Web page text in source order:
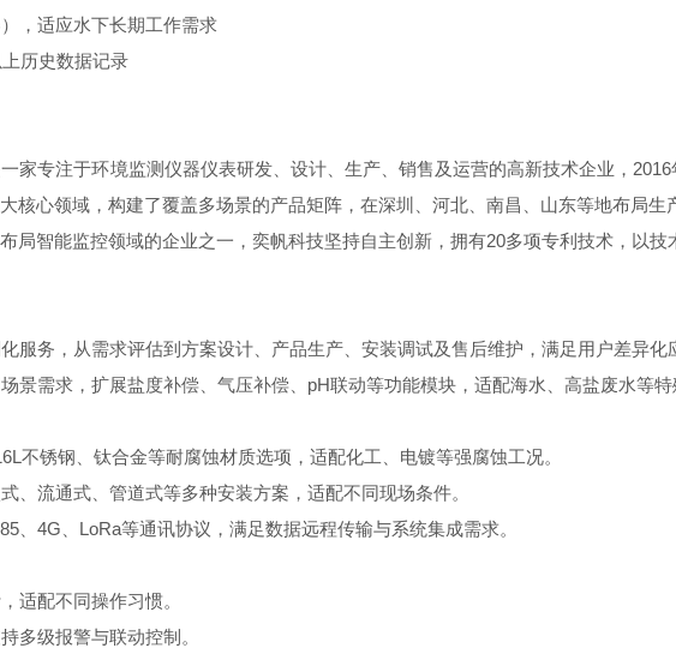
，适应水下长期工作需求
历史数据记录
家专注于环境监测仪器仪表研发、设计、生产、销售及运营的高新技术企业，
核心领域，构建了覆盖多场景的产品矩阵，在深圳、河北、南昌、山东等地布局
局智能监控领域的企业之一，奕帆科技坚持自主创新，拥有20多项专利技术，以
服务，从需求评估到方案设计、产品生产、安装调试及售后维护，满足用户差异化
景需求，扩展盐度补偿、气压补偿、pH联动等功能模块，适配海水、高盐废水等特
不锈钢、钛合金等耐腐蚀材质选项，适配化工、电镀等强腐蚀工况。
、流通式、管道式等多种安装方案，适配不同现场条件。
、4G、LoRa等通讯协议，满足数据远程传输与系统集成需求。
适配不同操作习惯。
多级报警与联动控制。